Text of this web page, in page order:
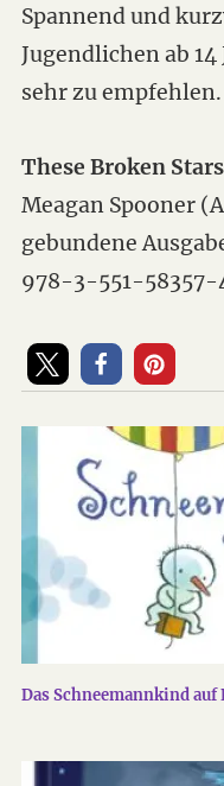
Spannend und
Jugendlichen ab
sehr zu empfehlen.
These Broken Stars
Meagan Spooner
gebundene
978-3-551-58357-
Das Schneemannkind